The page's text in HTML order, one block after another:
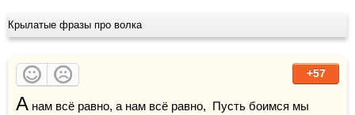
Крылатые фразы про волка
+57
А нам всё равно, а нам всё равно,  Пусть боимся мы